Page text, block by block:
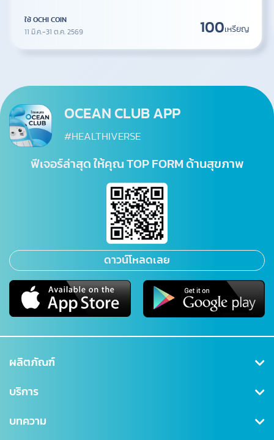
ใช้ OCHI COIN
11 มี.ค.-31 ต.ค. 2569
100เหรียญ
OCEAN CLUB APP
#HEALTHIVERSE
ฟีเจอร์ล่าสุด ให้คุณ TOP FORM ด้านสุขภาพ
ดาวน์โหลดเลย
ผลิตภัณฑ์
คุ้มครองสุขภาพ
บริการ
สมัครสมาชิก/เข้าสู่ระบบ
บทความ